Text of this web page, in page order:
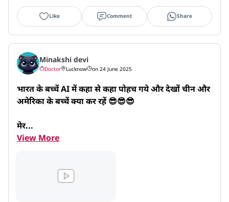
Like Comment Share
Minakshi devi
Doctor Lucknow on 24 June 2025
भारत के बच्चें AI में कहा से कहा पोहच गये और देखों चीन और
अमेरिका के बच्चें क्या कर रहें 😎😎😎
मेर...
View More